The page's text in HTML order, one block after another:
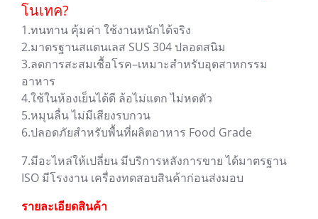
โนเทค?
1.ทนทาน คุ้มค่า ใช้งานหนักได้จริง
2.มาตรฐานสแตนเลส SUS 304 ปลอดสนิม
3.ลดการสะสมเชื้อโรค–เหมาะสำหรับอุตสาหกรรม
อาหาร
4.ใช้ในห้องเย็นได้ดี ล้อไม่แตก ไม่หดตัว
5.หมุนลื่น ไม่มีเสียงรบกวน
6.ปลอดภัยสำหรับพื้นที่ผลิตอาหาร Food Grade
7.มีอะไหล่ให้เปลี่ยน มีบริการหลังการขาย ได้มาตรฐาน
ISO มีโรงงาน เครื่องทดสอบสินค้าก่อนส่งมอบ
รายละเอียดสินค้า